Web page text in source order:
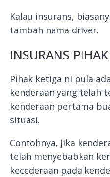
Kalau insurans,
tambah nama driver.
INSURANS
Pihak ketiga ni pula
kenderaan yang telah
kenderaan pertama
situasi.
Contohnya, jika
telah menyebabkan
kecederaan pada